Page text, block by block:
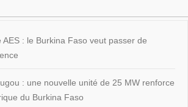
: le Burkina Faso veut passer de
: une nouvelle unité de 25 MW renforce
du Burkina Faso